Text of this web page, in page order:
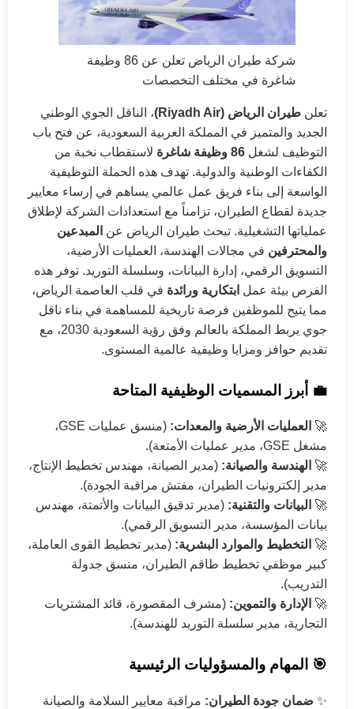
شركة طيران الرياض تعلن عن 86 وظيفة
شاغرة في مختلف التخصصات
تعلن طيران الرياض (Riyadh Air)
، الناقل الجوي الوطني
الجديد والمتميز في المملكة العربية السعودية، عن فتح باب
التوظيف لشغل 86 وظيفة شاغرة
لاستقطاب نخبة من
الكفاءات الوطنية والدولية. تهدف هذه الحملة التوظيفية
الواسعة إلى بناء فريق عمل عالمي يساهم في إرساء معايير
جديدة لقطاع الطيران، تزامناً مع استعدادات الشركة لإطلاق
عملياتها التشغيلية. تبحث طيران الرياض عن المبدعين
والمحترفين في مجالات الهندسة، العمليات الأرضية،
التسويق الرقمي، إدارة البيانات، وسلسلة التوريد. توفر هذه
الفرص بيئة عمل ابتكارية ورائدة في قلب العاصمة الرياض،
مما يتيح للموظفين فرصة تاريخية للمساهمة في بناء ناقل
جوي يربط المملكة بالعالم وفق رؤية السعودية 2030، مع
تقديم حوافز ومزايا وظيفية عالمية المستوى.
💼 أبرز المسميات الوظيفية المتاحة
🚀 العمليات الأرضية والمعدات:
(منسق عمليات GSE،
مشغل GSE، مدير عمليات الأمتعة).
🚀 الهندسة والصيانة: (مدير الصيانة، مهندس تخطيط الإنتاج،
مدير إلكترونيات الطيران، مفتش مراقبة الجودة).
🚀 البيانات والتقنية: (مدير تدقيق البيانات والأتمتة، مهندس
بيانات المؤسسة، مدير التسويق الرقمي).
🚀 التخطيط والموارد البشرية: (مدير تخطيط القوى العاملة،
كبير موظفي تخطيط طاقم الطيران، منسق جدولة
التدريب).
🚀 الإدارة والتموين: (مشرف المقصورة، قائد المشتريات
التجارية، مدير سلسلة التوريد للهندسة).
🎯 المهام والمسؤوليات الرئيسية
✨ ضمان جودة الطيران: مراقبة معايير السلامة والصيانة